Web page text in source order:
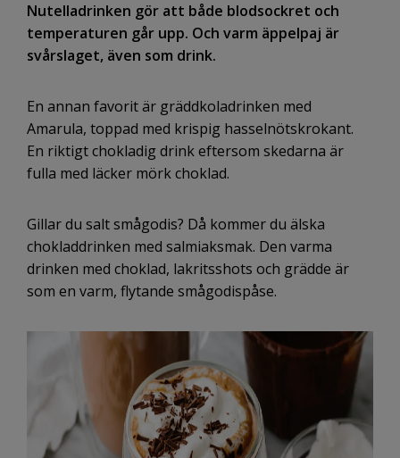
Nutelladrinken gör att både blodsockret och
temperaturen går upp. Och varm äppelpaj är
svårslaget, även som drink.
En annan favorit är gräddkoladrinken med
Amarula, toppad med krispig hasselnötskrokant.
En riktigt chokladig drink eftersom skedarna är
fulla med läcker mörk choklad.
Gillar du salt smågodis? Då kommer du älska
chokladdrinken med salmiaksmak. Den varma
drinken med choklad, lakritsshots och grädde är
som en varm, flytande smågodispåse.